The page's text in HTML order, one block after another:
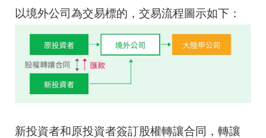
以境外公司為交易標的，交易流程圖示如下：
新投資者和原投資者簽訂股權轉讓合同，轉讓